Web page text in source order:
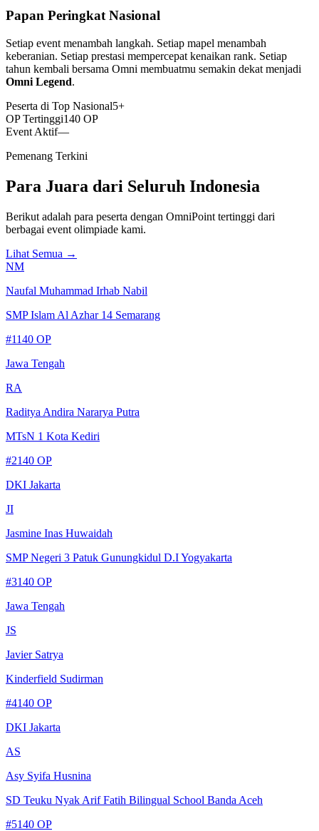
Papan Peringkat Nasional
Setiap event menambah langkah. Setiap mapel menambah
keberanian. Setiap prestasi mempercepat kenaikan rank. Setiap
tahun kembali bersama Omni membuatmu semakin dekat menjadi
Omni Legend.
Peserta di Top Nasional5+
OP Tertinggi140 OP
Event Aktif—
Pemenang Terkini
Para Juara dari Seluruh Indonesia
Berikut adalah para peserta dengan OmniPoint tertinggi dari
berbagai event olimpiade kami.
Lihat Semua →
NM
Naufal Muhammad Irhab Nabil
SMP Islam Al Azhar 14 Semarang
#1140 OP
Jawa Tengah
RA
Raditya Andira Nararya Putra
MTsN 1 Kota Kediri
#2140 OP
DKI Jakarta
JI
Jasmine Inas Huwaidah
SMP Negeri 3 Patuk Gunungkidul D.I Yogyakarta
#3140 OP
Jawa Tengah
JS
Javier Satrya
Kinderfield Sudirman
#4140 OP
DKI Jakarta
AS
Asy Syifa Husnina
SD Teuku Nyak Arif Fatih Bilingual School Banda Aceh
#5140 OP